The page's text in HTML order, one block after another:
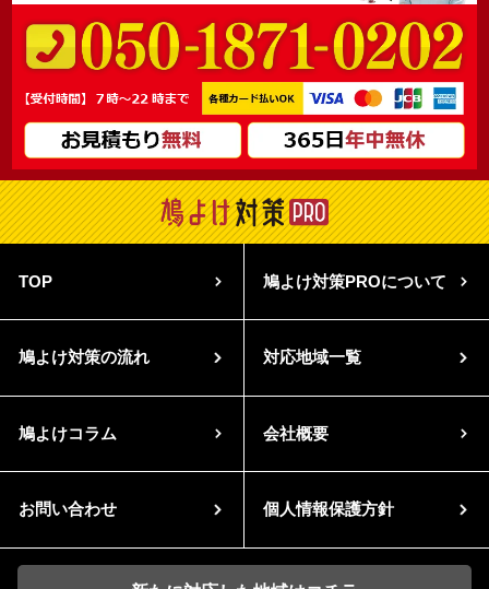
TOP 鳩よけ対策PROについて
鳩よけ対策の流れ 対応地域一覧
鳩よけコラム 会社概要
お問い合わせ 個人情報保護方針